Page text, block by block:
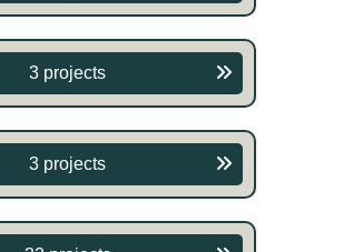
3 projects
3 projects